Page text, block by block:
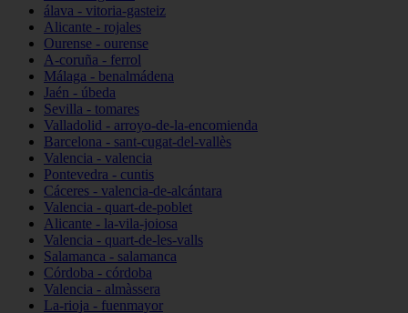
álava - vitoria-gasteiz
Alicante - rojales
Ourense - ourense
A-coruña - ferrol
Málaga - benalmádena
Jaén - úbeda
Sevilla - tomares
Valladolid - arroyo-de-la-encomienda
Barcelona - sant-cugat-del-vallès
Valencia - valencia
Pontevedra - cuntis
Cáceres - valencia-de-alcántara
Valencia - quart-de-poblet
Alicante - la-vila-joiosa
Valencia - quart-de-les-valls
Salamanca - salamanca
Córdoba - córdoba
Valencia - almàssera
La-rioja - fuenmayor